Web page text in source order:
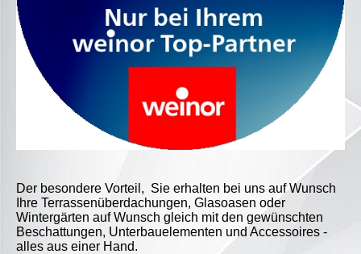
Der besondere Vorteil, Sie erhalten bei uns auf Wunsch
Ihre Terrassenüberdachungen, Glasoasen oder
Wintergärten auf Wunsch gleich mit den gewünschten
Beschattungen, Unterbauelementen und Accessoires -
alles aus einer Hand.